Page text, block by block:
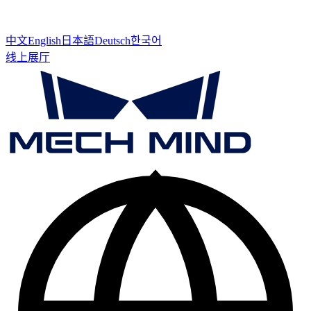
中文English 日本語Deutsch한국어
线上展厅